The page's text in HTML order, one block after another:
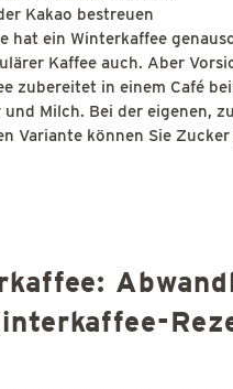
Kakao bestreuen
hat ein Winterkaffee
Kaffee auch. Aber
zubereitet in einem Café
Milch. Bei der eigenen,
Variante können Sie Zucker